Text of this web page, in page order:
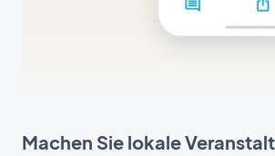
Machen Sie lokale